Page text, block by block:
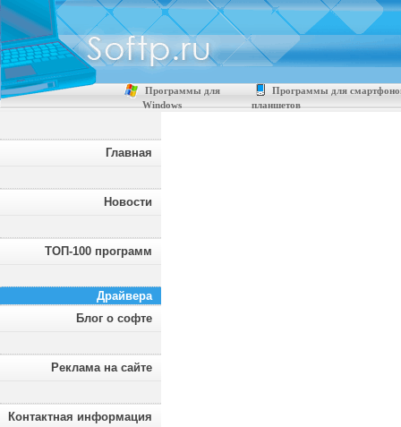
Программы для
Windows
Программы для
планшетов
Главная
Новости
ТОП-100 программ
Драйвера
Блог о софте
Реклама на сайте
Контактная информация